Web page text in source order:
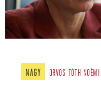
NAGY ORVOS-TÓTH NOÉMI